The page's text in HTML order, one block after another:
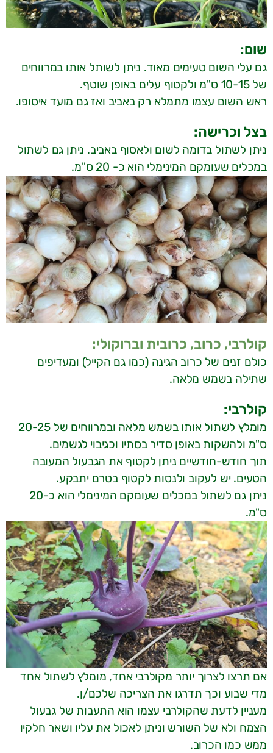
שום:
גם עלי השום טעימים מאוד. ניתן לשותל אותו במרווחים
של 10-15 ס"מ ולקטוף עלים באופן שוטף.
ראש השום עצמו מתמלא רק באביב ואז גם מועד איסופו.
בצל וכרישה:
ניתן לשתול בדומה לשום ולאסוף באביב. ניתן גם לשתול
במכלים שעומקם המינימלי הוא כ- 20 ס"מ.
קולרבי, כרוב, כרובית וברוקולי:
כולם זנים של כרוב הגינה (כמו גם הקייל) ומעדיפים
שתילה בשמש מלאה.
קולרבי:
מומלץ לשתול אותו בשמש מלאה ובמרווחים של 20-25
ס"מ ולהשקות באופן סדיר בסתיו וכגיבוי לגשמים.
תוך חודש-חודשיים ניתן לקטוף את הגבעול המעובה
הטעים. יש לעקוב ולנסות לקטוף בטרם יתבקע.
ניתן גם לשתול במכלים שעומקם המינימלי הוא כ-20
ס"מ.
אם תרצו לצרוך יותר מקולרבי אחד, מומלץ לשתול אחד
מדי שבוע וכך תדרגו את הצריכה שלכם/ן.
מעניין לדעת שהקולרבי עצמו הוא התעבות של גבעול
הצמח ולא של השורש וניתן לאכול את עליו ושאר חלקיו
ממש כמו הכרוב.